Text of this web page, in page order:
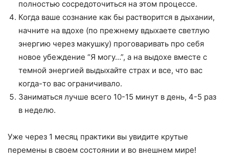
полностью сосредоточиться на этом процессе.
Когда ваше сознание как бы растворится в дыхании,
начните на вдохе (по прежнему вдыхаете светлую
энергию через макушку) проговаривать про себя
новое убеждение “Я могу…”, а на выдохе вместе с
темной энергией выдыхайте страх и все, что вас
когда-то вас ограничивало.
Заниматься лучше всего 10-15 минут в день, 4-5 раз
в неделю.
Уже через 1 месяц практики вы увидите крутые
перемены в своем состоянии и во внешнем мире!